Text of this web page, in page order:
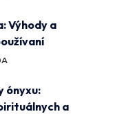
Výhody a
ónyxu:
a